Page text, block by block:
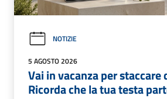
NOTIZIE
5 AGOSTO 2026
Vai in vacanza per staccare
Ricorda che la tua testa